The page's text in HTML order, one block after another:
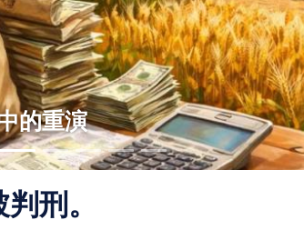
的重演
之间的关联
何亲属要求重新定性指控
刑。